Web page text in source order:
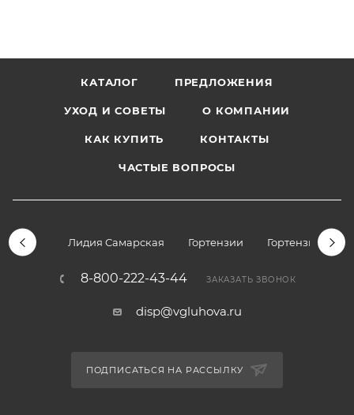
КАТАЛОГ ПРЕДЛОЖЕНИЯ
УХОД И СОВЕТЫ О КОМПАНИИ
КАК КУПИТЬ КОНТАКТЫ
ЧАСТЫЕ ВОПРОСЫ
Лидия Самарская Гортензии Гортензии
8-800-222-43-44 ЗАКАЗАТЬ ЗВОНОК
disp@vgluhova.ru
ПОДПИСАТЬСЯ НА РАССЫЛКУ